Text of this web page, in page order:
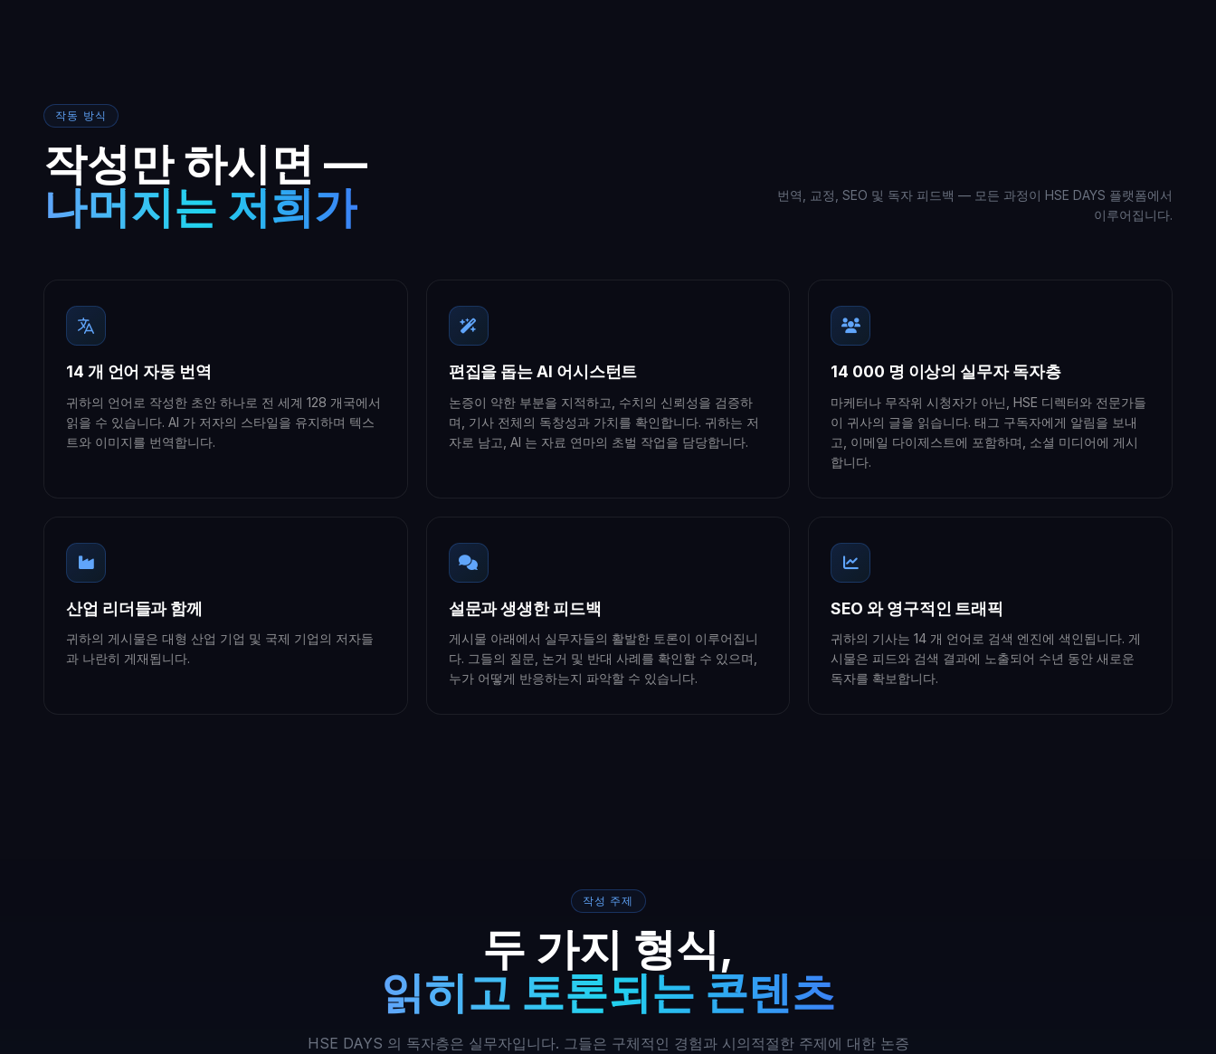
작동 방식
작성만 하시면 —
나머지는 저희가
번역, 교정, SEO 및 독자 피드백 — 모든 과정이 HSE DAYS 플랫폼에서
이루어집니다.
14 개 언어 자동 번역
귀하의 언어로 작성한 초안 하나로 전 세계 128 개국에서
읽을 수 있습니다. AI 가 저자의 스타일을 유지하며 텍스
트와 이미지를 번역합니다.
편집을 돕는 AI 어시스턴트
논증이 약한 부분을 지적하고, 수치의 신뢰성을 검증하
며, 기사 전체의 독창성과 가치를 확인합니다. 귀하는 저
자로 남고, AI 는 자료 연마의 초벌 작업을 담당합니다.
14 000 명 이상의 실무자 독자층
마케터나 무작위 시청자가 아닌, HSE 디렉터와 전문가들
이 귀사의 글을 읽습니다. 태그 구독자에게 알림을 보내
고, 이메일 다이제스트에 포함하며, 소셜 미디어에 게시
합니다.
산업 리더들과 함께
귀하의 게시물은 대형 산업 기업 및 국제 기업의 저자들
과 나란히 게재됩니다.
설문과 생생한 피드백
게시물 아래에서 실무자들의 활발한 토론이 이루어집니
다. 그들의 질문, 논거 및 반대 사례를 확인할 수 있으며,
누가 어떻게 반응하는지 파악할 수 있습니다.
SEO 와 영구적인 트래픽
귀하의 기사는 14 개 언어로 검색 엔진에 색인됩니다. 게
시물은 피드와 검색 결과에 노출되어 수년 동안 새로운
독자를 확보합니다.
작성 주제
두 가지 형식,
읽히고 토론되는 콘텐츠
HSE DAYS 의 독자층은 실무자입니다. 그들은 구체적인 경험과 시의적절한 주제에 대한 논증